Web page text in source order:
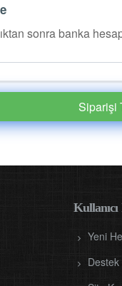
sonra banka hesap
Siparişi
Yeni